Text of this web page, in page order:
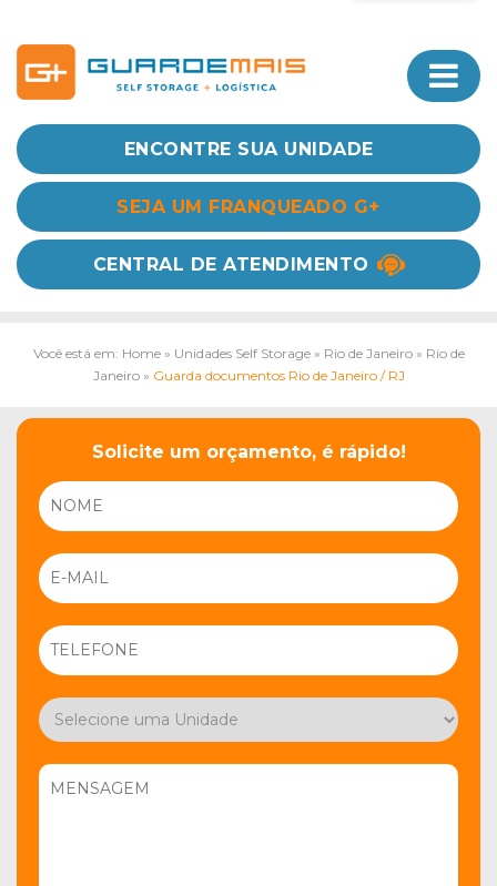
ENCONTRE SUA UNIDADE
SEJA UM FRANQUEADO G+
CENTRAL DE ATENDIMENTO
Você está em: Home» Unidades Self Storage» Rio de Janeiro» Rio de
Janeiro» Guarda documentos Rio de Janeiro / RJ
Solicite um orçamento, é rápido!